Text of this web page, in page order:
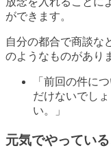
ができます。
自分の都合で商談な
のようなものがあり
「前回の件に
だけないでし
い。」
元気でやってい